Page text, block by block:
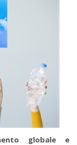
globale e